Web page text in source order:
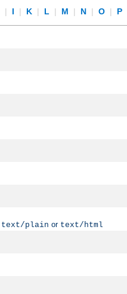
| I | K | L | M | N | O | P
text/plain or text/html